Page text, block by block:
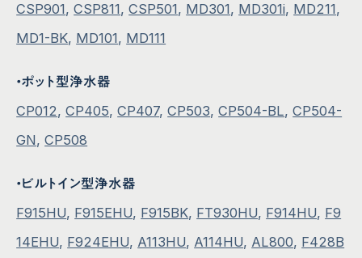
CSP901,CSP811,CSP501, MD301, MD301i, MD211,
MD1-BK, MD101, MD111
・ポット型浄水器
CP012,CP405,CP407,CP503,CP504-BL,CP504-
GN,CP508
・ビルトイン型浄水器
F915HU, F915EHU, F915BK, FT930HU, F914HU, F9
14EHU, F924EHU, A113HU, A114HU, AL800, F428B